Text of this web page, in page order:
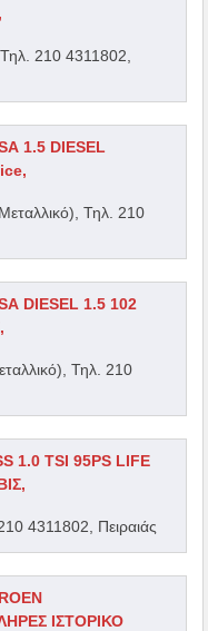
210 4311802,
1.5 DIESEL
Τηλ. 210
DIESEL 1.5 102
Τηλ. 210
1.0 TSI 95PS LIFE
4311802, Πειραιάς
ΙΣΤΟΡΙΚΟ